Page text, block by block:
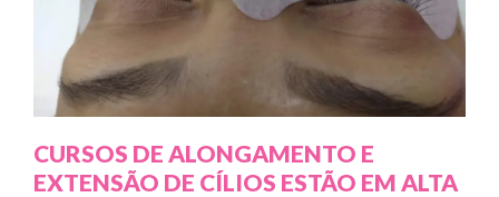
CURSOS DE ALONGAMENTO E
EXTENSÃO DE CÍLIOS ESTÃO EM ALTA